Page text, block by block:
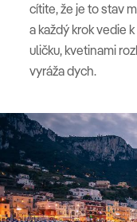
cítite, že je to stav
a každý krok vedie
uličku, kvetinami
vyráža dych.